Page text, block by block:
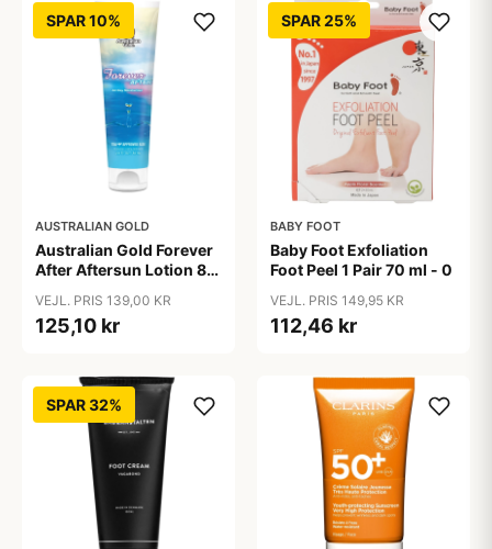
SPAR 10%
AUSTRALIAN GOLD
Australian Gold Forever
After Aftersun Lotion 83
VEJL. PRIS 139,00 KR
125,10 kr
SPAR 25%
BABY FOOT
Baby Foot Exfoliation
Foot Peel 1 Pair 70 ml - 0
VEJL. PRIS 149,95 KR
112,46 kr
SPAR 32%